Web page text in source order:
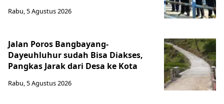
Rabu, 5 Agustus 2026
Jalan Poros Bangbayang-
Dayeuhluhur sudah Bisa Diakses,
Pangkas Jarak dari Desa ke Kota
Rabu, 5 Agustus 2026